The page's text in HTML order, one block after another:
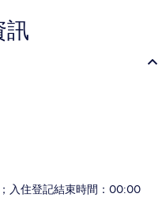
訊
入住登記結束時間：00:00